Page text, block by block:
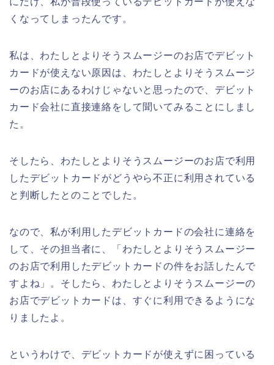
くなってしまったんです。
私は、わたしとよりそうスムージーのお店でデビット
カードが使えない原因は、わたしとよりそうスムージ
ーのお店にあるわけじゃないと思ったので、デビット
カード会社に直接連絡をして聞いてみることにしまし
た。
そしたら、わたしとよりそうスムージーのお店で利用
したデビットカードがどうやら不正に利用されている
と判断したとのことでした。
なので、私が利用したデビットカードの会社に連絡を
して、その担当者に、「わたしとよりそうスムージー
のお店で利用したデビットカードの件をお話したんで
すよね」。そしたら、わたしとよりそうスムージーの
お店でデビットカードは、すぐに利用できるようにな
りましたよ。
というわけで、デビットカードが使えずに困っている